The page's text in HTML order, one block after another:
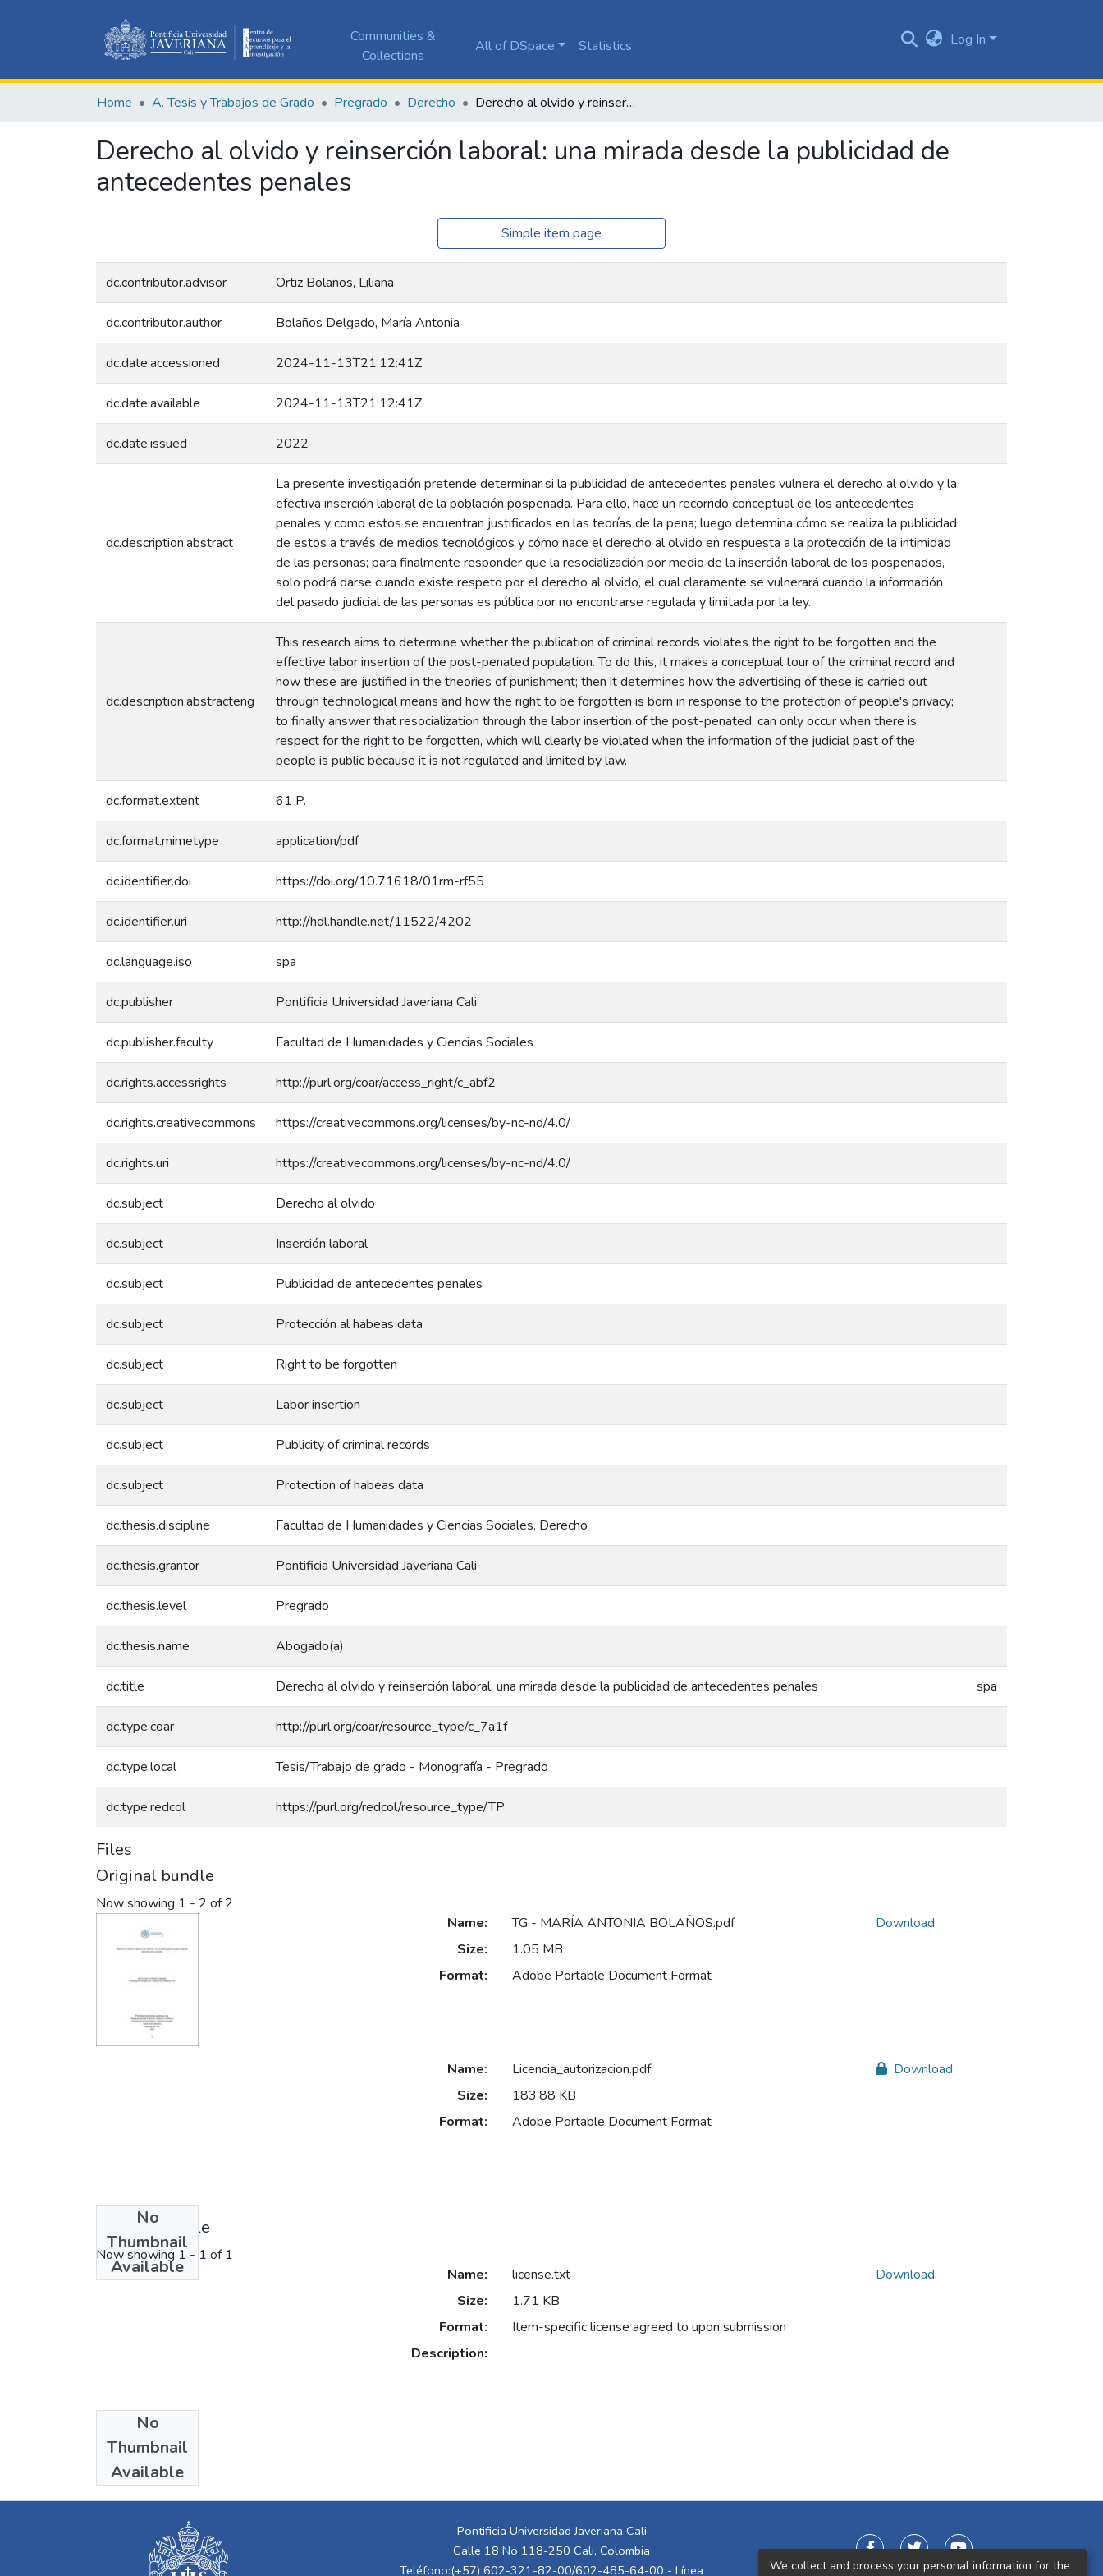
Communities &
Collections
All of DSpace Statistics Log In
Home A. Tesis y Trabajos de Grado Pregrado Derecho Derecho al olvido y reinserción laboral: una mirada desde la publicidad de antecedentes penales
Derecho al olvido y reinserción laboral: una mirada desde la publicidad de
antecedentes penales
Simple item page
dc.contributor.advisor Ortiz Bolaños, Liliana
dc.contributor.author Bolaños Delgado, María Antonia
dc.date.accessioned 2024-11-13T21:12:41Z
dc.date.available 2024-11-13T21:12:41Z
dc.date.issued 2022
dc.description.abstract
La presente investigación pretende determinar si la publicidad de antecedentes penales vulnera el derecho al olvido y la
efectiva inserción laboral de la población pospenada. Para ello, hace un recorrido conceptual de los antecedentes
penales y como estos se encuentran justificados en las teorías de la pena; luego determina cómo se realiza la publicidad
de estos a través de medios tecnológicos y cómo nace el derecho al olvido en respuesta a la protección de la intimidad
de las personas; para finalmente responder que la resocialización por medio de la inserción laboral de los pospenados,
solo podrá darse cuando existe respeto por el derecho al olvido, el cual claramente se vulnerará cuando la información
del pasado judicial de las personas es pública por no encontrarse regulada y limitada por la ley.
dc.description.abstracteng
This research aims to determine whether the publication of criminal records violates the right to be forgotten and the
effective labor insertion of the post-penated population. To do this, it makes a conceptual tour of the criminal record and
how these are justified in the theories of punishment; then it determines how the advertising of these is carried out
through technological means and how the right to be forgotten is born in response to the protection of people's privacy;
to finally answer that resocialization through the labor insertion of the post-penated, can only occur when there is
respect for the right to be forgotten, which will clearly be violated when the information of the judicial past of the
people is public because it is not regulated and limited by law.
dc.format.extent 61 P.
dc.format.mimetype application/pdf
dc.identifier.doi https://doi.org/10.71618/01rm-rf55
dc.identifier.uri http://hdl.handle.net/11522/4202
dc.language.iso spa
dc.publisher Pontificia Universidad Javeriana Cali
dc.publisher.faculty Facultad de Humanidades y Ciencias Sociales
dc.rights.accessrights http://purl.org/coar/access_right/c_abf2
dc.rights.creativecommons https://creativecommons.org/licenses/by-nc-nd/4.0/
dc.rights.uri https://creativecommons.org/licenses/by-nc-nd/4.0/
dc.subject Derecho al olvido
dc.subject Inserción laboral
dc.subject Publicidad de antecedentes penales
dc.subject Protección al habeas data
dc.subject Right to be forgotten
dc.subject Labor insertion
dc.subject Publicity of criminal records
dc.subject Protection of habeas data
dc.thesis.discipline Facultad de Humanidades y Ciencias Sociales. Derecho
dc.thesis.grantor Pontificia Universidad Javeriana Cali
dc.thesis.level Pregrado
dc.thesis.name Abogado(a)
dc.title Derecho al olvido y reinserción laboral: una mirada desde la publicidad de antecedentes penales spa
dc.type.coar http://purl.org/coar/resource_type/c_7a1f
dc.type.local Tesis/Trabajo de grado - Monografía - Pregrado
dc.type.redcol https://purl.org/redcol/resource_type/TP
Files
Original bundle
Now showing 1 - 2 of 2
Name:
TG - MARÍA ANTONIA BOLAÑOS.pdf
Size:
1.05 MB
Format:
Adobe Portable Document Format
Download
No
Thumbnail
Available
Name:
Licencia_autorizacion.pdf
Size:
183.88 KB
Format:
Adobe Portable Document Format
Download
License bundle
Now showing 1 - 1 of 1
No
Thumbnail
Available
Name:
license.txt
Size:
1.71 KB
Format:
Item-specific license agreed to upon submission
Description:
Download
Collections
Derecho
Pontificia Universidad Javeriana Cali
Calle 18 No 118-250 Cali, Colombia
Teléfono:(+57) 602-321-82-00/602-485-64-00 - Línea
We collect and process your personal information for the